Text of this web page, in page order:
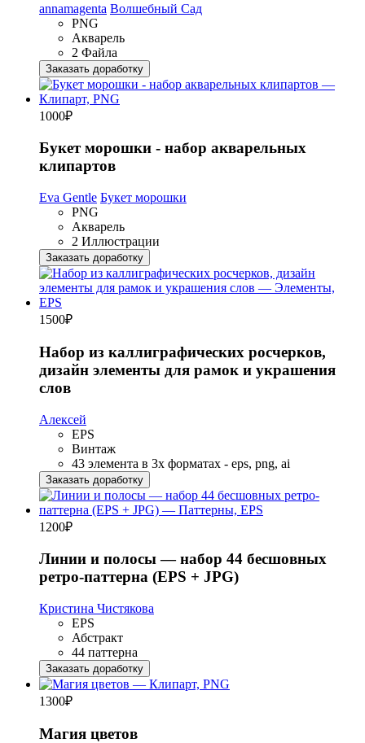
annamagenta Волшебный Сад
PNG
Акварель
2 Файла
Заказать доработку
1000₽
Букет морошки - набор акварельных
клипартов
Eva Gentle Букет морошки
PNG
Акварель
2 Иллюстрации
Заказать доработку
1500₽
Набор из каллиграфических росчерков,
дизайн элементы для рамок и украшения
слов
Алексей
EPS
Винтаж
43 элемента в 3х форматах - eps, png, ai
Заказать доработку
1200₽
Линии и полосы — набор 44 бесшовных
ретро-паттерна (EPS + JPG)
Кристина Чистякова
EPS
Абстракт
44 паттерна
Заказать доработку
1300₽
Магия цветов